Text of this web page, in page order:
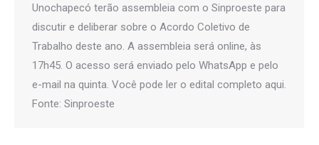
Unochapecó terão assembleia com o Sinproeste para
discutir e deliberar sobre o Acordo Coletivo de
Trabalho deste ano. A assembleia será online, às
17h45. O acesso será enviado pelo WhatsApp e pelo
e-mail na quinta. Você pode ler o edital completo aqui.
Fonte: Sinproeste